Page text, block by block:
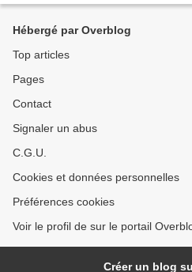
Hébergé par Overblog
Top articles
Pages
Contact
Signaler un abus
C.G.U.
Cookies et données personnelles
Préférences cookies
Voir le profil de sur le portail
Créer un blog